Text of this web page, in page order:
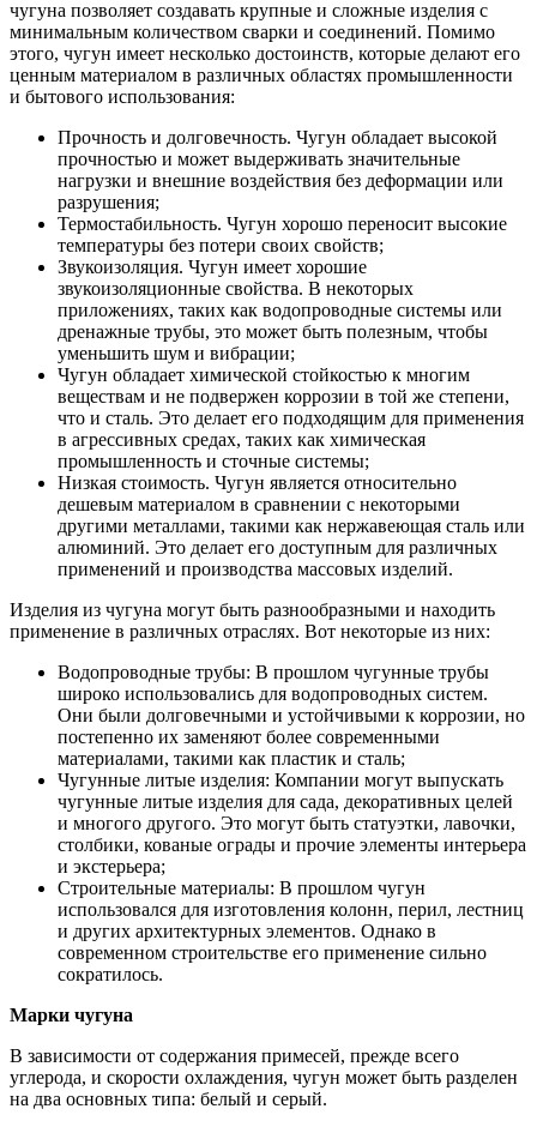
чугуна позволяет создавать крупные и сложные изделия с
минимальным количеством сварки и соединений. Помимо
этого, чугун имеет несколько достоинств, которые делают его
ценным материалом в различных областях промышленности
и бытового использования:
Прочность и долговечность. Чугун обладает высокой
прочностью и может выдерживать значительные
нагрузки и внешние воздействия без деформации или
разрушения;
Термостабильность. Чугун хорошо переносит высокие
температуры без потери своих свойств;
Звукоизоляция. Чугун имеет хорошие
звукоизоляционные свойства. В некоторых
приложениях, таких как водопроводные системы или
дренажные трубы, это может быть полезным, чтобы
уменьшить шум и вибрации;
Чугун обладает химической стойкостью к многим
веществам и не подвержен коррозии в той же степени,
что и сталь. Это делает его подходящим для применения
в агрессивных средах, таких как химическая
промышленность и сточные системы;
Низкая стоимость. Чугун является относительно
дешевым материалом в сравнении с некоторыми
другими металлами, такими как нержавеющая сталь или
алюминий. Это делает его доступным для различных
применений и производства массовых изделий.
Изделия из чугуна могут быть разнообразными и находить
применение в различных отраслях. Вот некоторые из них:
Водопроводные трубы: В прошлом чугунные трубы
широко использовались для водопроводных систем.
Они были долговечными и устойчивыми к коррозии, но
постепенно их заменяют более современными
материалами, такими как пластик и сталь;
Чугунные литые изделия: Компании могут выпускать
чугунные литые изделия для сада, декоративных целей
и многого другого. Это могут быть статуэтки, лавочки,
столбики, кованые ограды и прочие элементы интерьера
и экстерьера;
Строительные материалы: В прошлом чугун
использовался для изготовления колонн, перил, лестниц
и других архитектурных элементов. Однако в
современном строительстве его применение сильно
сократилось.
Марки чугуна
В зависимости от содержания примесей, прежде всего
углерода, и скорости охлаждения, чугун может быть разделен
на два основных типа: белый и серый.